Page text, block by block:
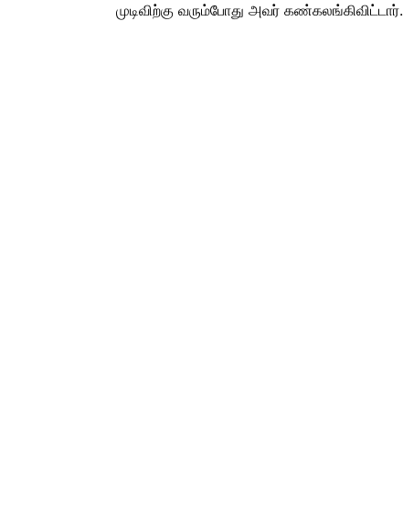
முடிவிற்கு வரும்போது அவர் கண்கலங்கிவிட்டார்.